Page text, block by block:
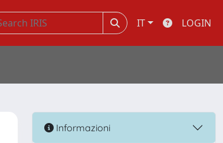
IT LOGIN
Informazioni